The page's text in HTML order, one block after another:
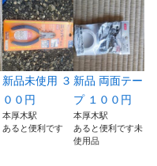
新品未使用 ３
００円
本厚木駅
あると便利です
新品 両面テー
プ １００円
本厚木駅
あると便利です未
使用品